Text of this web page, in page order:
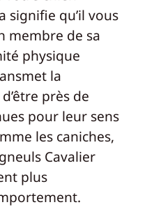
signifie qu’il vous
membre de sa
physique
la
près de
pour leur sens
les caniches,
Cavalier
plus